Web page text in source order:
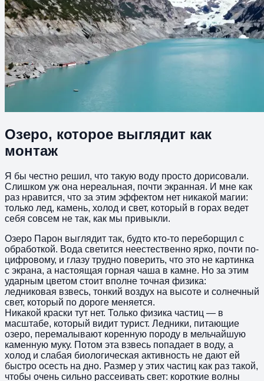
Озеро, которое выглядит как
монтаж
Я бы честно решил, что такую воду просто дорисовали.
Слишком уж она нереальная, почти экранная. И мне как
раз нравится, что за этим эффектом нет никакой магии:
только лед, камень, холод и свет, который в горах ведет
себя совсем не так, как мы привыкли.
Озеро Парон выглядит так, будто кто-то переборщил с
обработкой. Вода светится неестественно ярко, почти по-
цифровому, и глазу трудно поверить, что это не картинка
с экрана, а настоящая горная чаша в камне. Но за этим
ударным цветом стоит вполне точная физика:
ледниковая взвесь, тонкий воздух на высоте и солнечный
свет, который по дороге меняется.
Никакой краски тут нет. Только физика частиц — в
масштабе, который видит турист. Ледники, питающие
озеро, перемалывают коренную породу в мельчайшую
каменную муку. Потом эта взвесь попадает в воду, а
холод и слабая биологическая активность не дают ей
быстро осесть на дно. Размер у этих частиц как раз такой,
чтобы очень сильно рассеивать свет: короткие волны